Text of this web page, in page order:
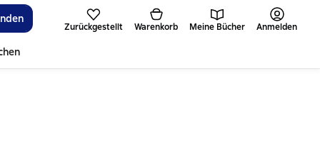
Zurückgestellt Warenkorb Meine Bücher Anmelden